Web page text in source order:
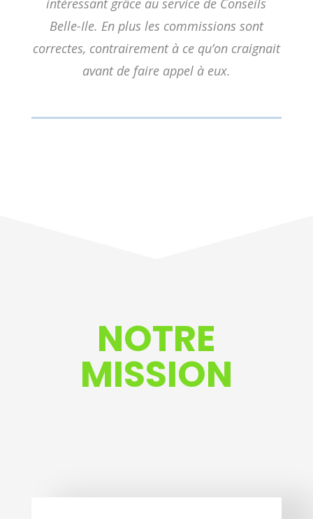
intéressant grâce au service de Conseils
Belle-Ile. En plus les commissions sont
correctes, contrairement à ce qu’on craignait
avant de faire appel à eux.
NOTRE
MISSION